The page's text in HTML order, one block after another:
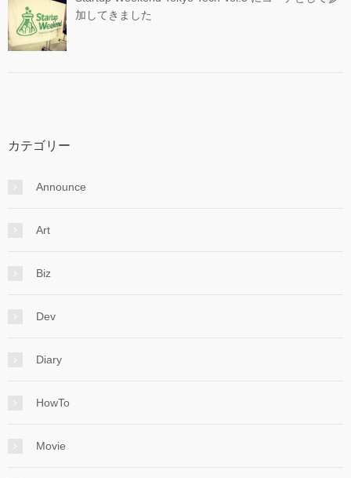
加してきました
カテゴリー
Announce
Art
Biz
Dev
Diary
HowTo
Movie